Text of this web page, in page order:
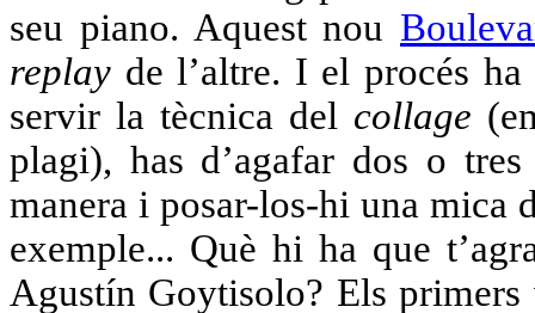
seu piano. Aquest nou
replay de l’altre. I el procés
servir la tècnica del collage
plagi), has d’agafar dos o
manera i posar-los-hi una mica
exemple... Què hi ha que
Agustín Goytisolo? Els